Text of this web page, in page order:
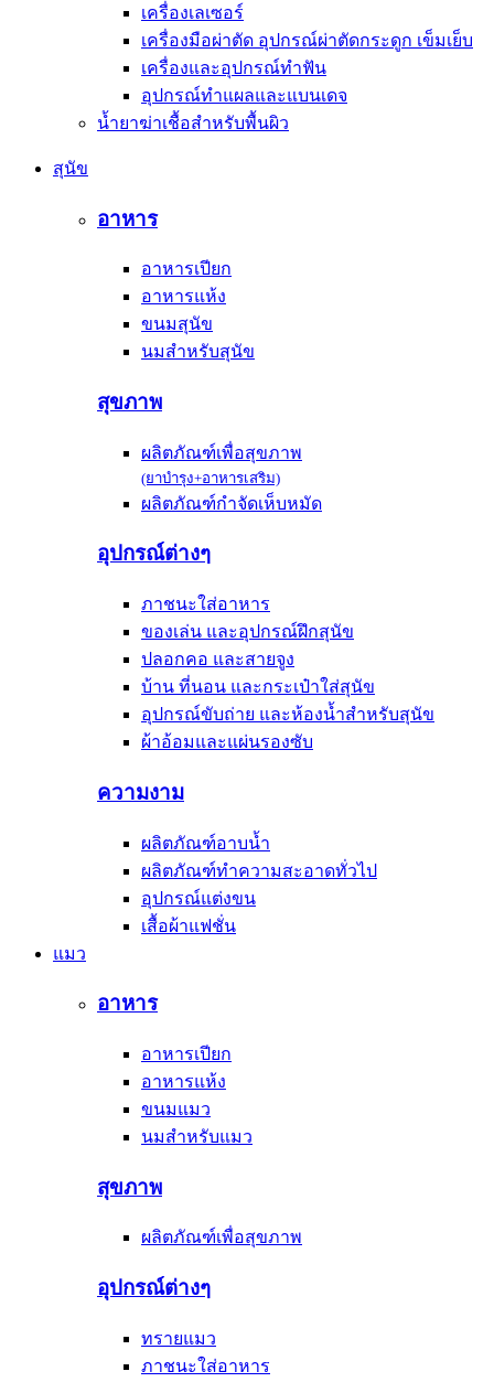
เครื่องเลเซอร์
เครื่องมือผ่าตัด อุปกรณ์ผ่าตัดกระดูก เข็มเย็บ
เครื่องและอุปกรณ์ทำฟัน
อุปกรณ์ทำแผลและแบนเดจ
น้ำยาฆ่าเชื้อสำหรับพื้นผิว
สุนัข
อาหาร
อาหารเปียก
อาหารแห้ง
ขนมสุนัข
นมสำหรับสุนัข
สุขภาพ
ผลิตภัณฑ์เพื่อสุขภาพ
(ยาบำรุง+อาหารเสริม)
ผลิตภัณฑ์กำจัดเห็บหมัด
อุปกรณ์ต่างๆ
ภาชนะใส่อาหาร
ของเล่น และอุปกรณ์ฝึกสุนัข
ปลอกคอ และสายจูง
บ้าน ที่นอน และกระเป๋าใส่สุนัข
อุปกรณ์ขับถ่าย และห้องน้ำสำหรับสุนัข
ผ้าอ้อมและแผ่นรองซับ
ความงาม
ผลิตภัณฑ์อาบน้ำ
ผลิตภัณฑ์ทำความสะอาดทั่วไป
อุปกรณ์แต่งขน
เสื้อผ้าแฟชั่น
แมว
อาหาร
อาหารเปียก
อาหารแห้ง
ขนมแมว
นมสำหรับแมว
สุขภาพ
ผลิตภัณฑ์เพื่อสุขภาพ
อุปกรณ์ต่างๆ
ทรายแมว
ภาชนะใส่อาหาร